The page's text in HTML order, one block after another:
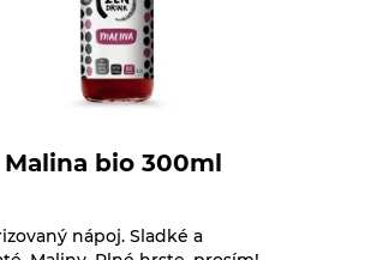
Malina bio 300ml
nápoj. Sladké a